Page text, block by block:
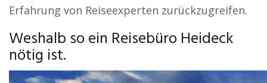
Erfahrung von Reiseexperten zurückzugreifen.
Weshalb so ein Reisebüro Heideck
nötig ist.